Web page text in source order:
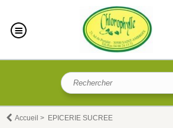
Accueil > EPICERIE SUCREE